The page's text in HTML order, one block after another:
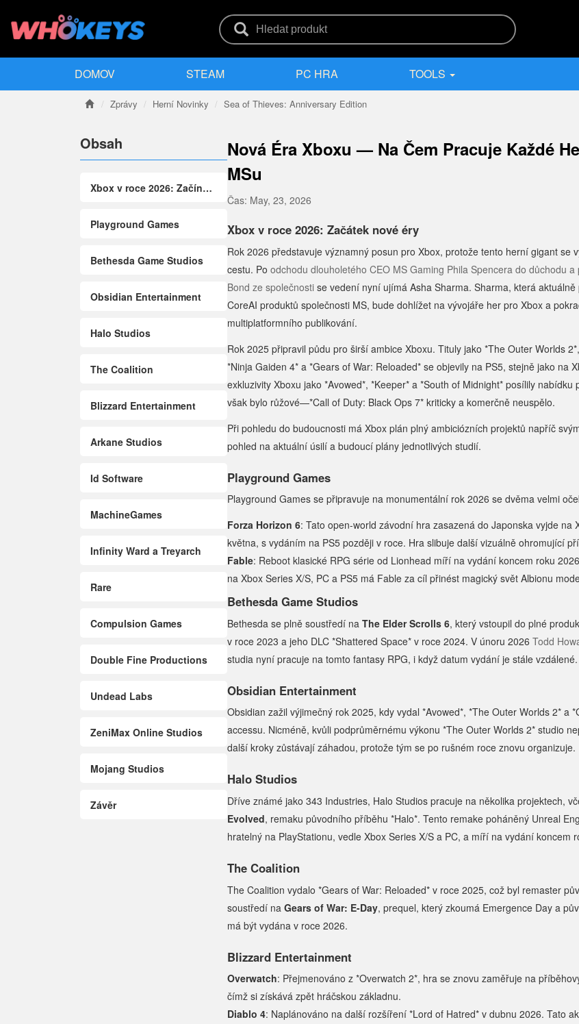
DOMOV STEAM PC HRA TOOLS
Zprávy Herní Novinky Sea of Thieves: Anniversary Edition
Obsah
Xbox v roce 2026: Začíná Nová Éra
Playground Games
Bethesda Game Studios
Obsidian Entertainment
Halo Studios
The Coalition
Blizzard Entertainment
Arkane Studios
Id Software
MachineGames
Infinity Ward a Treyarch
Rare
Compulsion Games
Double Fine Productions
Undead Labs
ZeniMax Online Studios
Mojang Studios
Závěr
Nová Éra Xboxu — Na Čem Pracuje Každé
MSu
Čas: May, 23, 2026
Xbox v roce 2026: Začátek nové éry
Rok 2026 představuje významný posun pro Xbox, protože tento herní gigant se
cestu. Po odchodu dlouholetého CEO MS Gaming Phila Spencera do důchodu
Bond ze společnosti se vedení nyní ujímá Asha Sharma. Sharma, která
CoreAI produktů společnosti MS, bude dohlížet na vývojáře her pro Xbox a
multiplatformního publikování.
Rok 2025 připravil půdu pro širší ambice Xboxu. Tituly jako *The Outer Worlds
*Ninja Gaiden 4* a *Gears of War: Reloaded* se objevily na PS5, stejně jako na
exkluzivity Xboxu jako *Avowed*, *Keeper* a *South of Midnight* posílily nabídku
však bylo růžové—*Call of Duty: Black Ops 7* kriticky a komerčně neuspělo.
Při pohledu do budoucnosti má Xbox plán plný ambiciózních projektů napříč
pohled na aktuální úsilí a budoucí plány jednotlivých studií.
Playground Games
Playground Games se připravuje na monumentální rok 2026 se dvěma velmi
Forza Horizon 6: Tato open-world závodní hra zasazená do Japonska vyjde na
května, s vydáním na PS5 později v roce. Hra slibuje další vizuálně ohromující
Fable: Reboot klasické RPG série od Lionhead míří na vydání koncem roku
na Xbox Series X/S, PC a PS5 má Fable za cíl přinést magický svět Albionu
Bethesda Game Studios
Bethesda se plně soustředí na The Elder Scrolls 6, který vstoupil do plné
v roce 2023 a jeho DLC *Shattered Space* v roce 2024. V únoru 2026 Todd
studia nyní pracuje na tomto fantasy RPG, i když datum vydání je stále vzdálené.
Obsidian Entertainment
Obsidian zažil výjimečný rok 2025, kdy vydal *Avowed*, *The Outer Worlds 2* a
accessu. Nicméně, kvůli podprůměrnému výkonu *The Outer Worlds 2* studio
další kroky zůstávají záhadou, protože tým se po rušném roce znovu organizuje.
Halo Studios
Dříve známé jako 343 Industries, Halo Studios pracuje na několika projektech,
Evolved, remaku původního příběhu *Halo*. Tento remake poháněný Unreal
hratelný na PlayStationu, vedle Xbox Series X/S a PC, a míří na vydání koncem
The Coalition
The Coalition vydalo *Gears of War: Reloaded* v roce 2025, což byl remaster
soustředí na Gears of War: E-Day, prequel, který zkoumá Emergence Day a
má být vydána v roce 2026.
Blizzard Entertainment
Overwatch: Přejmenováno z *Overwatch 2*, hra se znovu zaměřuje na
čímž si získává zpět hráčskou základnu.
Diablo 4: Naplánováno na další rozšíření *Lord of Hatred* v dubnu 2026. Tato